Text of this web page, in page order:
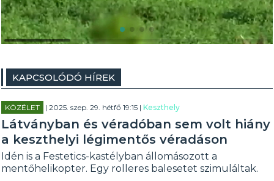
KAPCSOLÓDÓ HÍREK
KÖZÉLET | 2025. szep. 29. hétfő 19:15 |Keszthely
Látványban és véradóban sem volt hiány
a keszthelyi légimentős véradáson
Idén is a Festetics-kastélyban állomásozott a
mentőhelikopter. Egy rolleres balesetet szimuláltak.